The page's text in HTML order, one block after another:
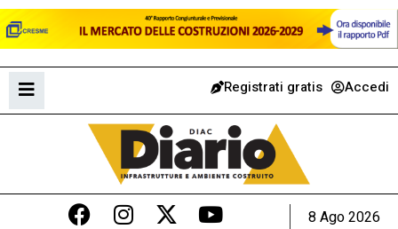
Registrati gratis Accedi
8 Ago 2026